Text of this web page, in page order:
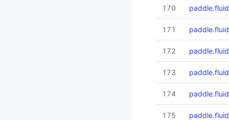
170
171
172
173
174
175